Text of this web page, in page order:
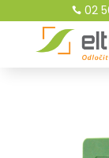
02